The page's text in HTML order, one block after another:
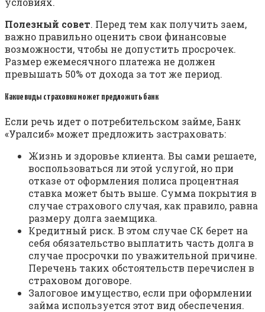
Полезный совет. Перед тем как получить заем,
важно правильно оценить свои финансовые
возможности, чтобы не допустить просрочек.
Размер ежемесячного платежа не должен
превышать 50% от дохода за тот же период.
Какие виды страховки может предложить банк
Если речь идет о потребительском займе, Банк
«Уралсиб» может предложить застраховать:
Жизнь и здоровье клиента. Вы сами решаете,
воспользоваться ли этой услугой, но при
отказе от оформления полиса процентная
ставка может быть выше. Сумма покрытия в
случае страхового случая, как правило, равна
размеру долга заемщика.
Кредитный риск. В этом случае СК берет на
себя обязательство выплатить часть долга в
случае просрочки по уважительной причине.
Перечень таких обстоятельств перечислен в
страховом договоре.
Залоговое имущество, если при оформлении
займа используется этот вид обеспечения.